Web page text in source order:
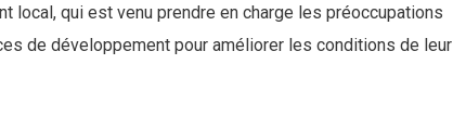
qui est venu prendre en charge les préoccupations
de développement pour améliorer les conditions de leur